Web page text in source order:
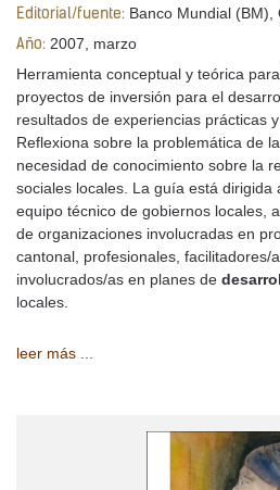
Editorial/fuente: Banco Mundial (BM),
Año: 2007, marzo
Herramienta conceptual y teórica
proyectos de inversión para el
resultados de experiencias prácticas
Reflexiona sobre la problemática de
necesidad de conocimiento sobre la
sociales locales. La guía está dirigida
equipo técnico de gobiernos locales,
de organizaciones involucradas en
cantonal, profesionales, facilitadores/
involucrados/as en planes de
locales.
leer más ...